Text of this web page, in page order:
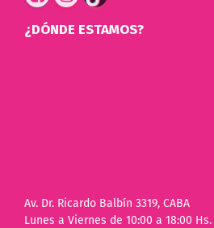
¿DÓNDE ESTAMOS?
Av. Dr. Ricardo Balbín 3319, CABA
Lunes a Viernes de 10:00 a 18:00